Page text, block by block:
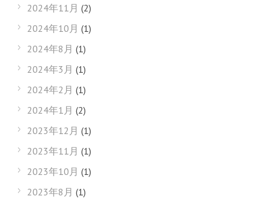
2024年11月 (2)
2024年10月 (1)
2024年8月 (1)
2024年3月 (1)
2024年2月 (1)
2024年1月 (2)
2023年12月 (1)
2023年11月 (1)
2023年10月 (1)
2023年8月 (1)